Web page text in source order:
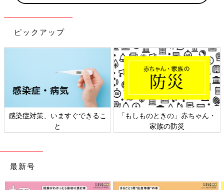
ピックアップ
感染症対策、いますぐできるこ
と
「もしものときの」赤ちゃん・
家族の防災
最新号